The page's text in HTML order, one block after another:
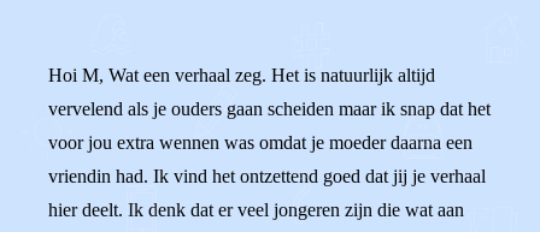
Hoi M, Wat een verhaal zeg. Het is natuurlijk altijd
vervelend als je ouders gaan scheiden maar ik snap dat het
voor jou extra wennen was omdat je moeder daarna een
vriendin had. Ik vind het ontzettend goed dat jij je verhaal
hier deelt. Ik denk dat er veel jongeren zijn die wat aan